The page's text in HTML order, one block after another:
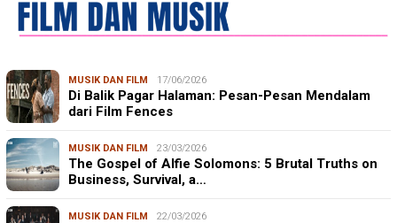
MUSIK DAN FILM 17/06/2026
Di Balik Pagar Halaman: Pesan-Pesan Mendalam
dari Film Fences
MUSIK DAN FILM 23/03/2026
The Gospel of Alfie Solomons: 5 Brutal Truths on
Business, Survival, a…
MUSIK DAN FILM 22/03/2026